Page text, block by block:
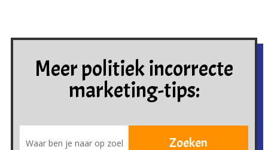
Meer politiek incorrecte
marketing-tips: